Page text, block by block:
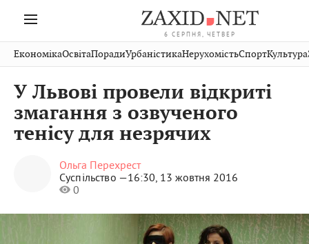
6 СЕРПНЯ, ЧЕТВЕР
Івано-
Франківськ
Волинь
Закарпаття
Рівне
Чернівці
Шептицький
Стрий
Хмельницький
ПублікаціїАвто
Кіно
Дім
Фото
ЕкономікаОсвітаПорадиУрбаністикаНерухомістьСпортКультура
У Львові провели відкриті
змагання з озвученого
тенісу для незрячих
Ольга Перехрест
Суспільство —16:30, 13 жовтня 2016
0